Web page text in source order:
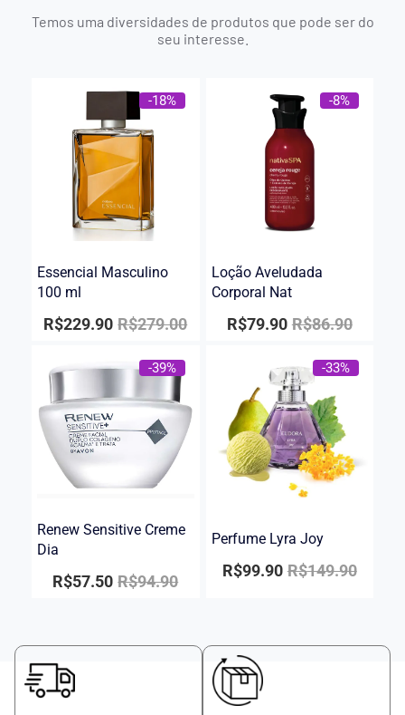
Temos uma diversidades de produtos que pode ser do
seu interesse.
-18%
Essencial Masculino
100 ml
R$279.00
R$229.90
-8%
Loção Aveludada
Corporal Nat
R$86.90
R$79.90
-39%
Renew Sensitive Creme
Dia
R$94.90
R$57.50
-33%
Perfume Lyra Joy
R$149.90
R$99.90